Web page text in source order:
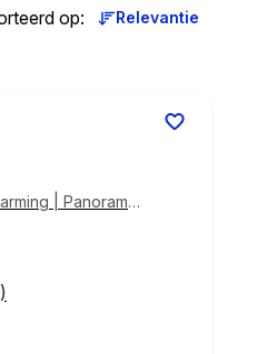
op: Relevantie
| Panorama